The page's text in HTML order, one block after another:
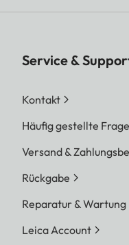
Service &
Kontakt
Häufig gestellte
Versand &
Rückgabe
Reparatur & Wartung
Leica Account